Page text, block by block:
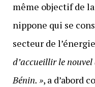
même objectif de
nippone qui se
secteur de
d’accueillir le
Bénin. », a d’abord